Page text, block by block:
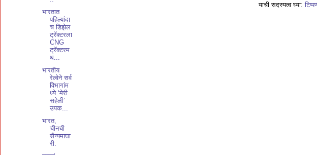
याची सदस्यत्व घ्या:
भारतात
पहिल्यांदा
च डिझेल
ट्रॅक्टरला
CNG
ट्रॅक्टरम
ध...
भारतीय
रेल्वेने सर्व
विभागांम
ध्ये ‘मेरी
सहेली’
उपक...
भारत,
चीनची
सैन्यमाघा
री.